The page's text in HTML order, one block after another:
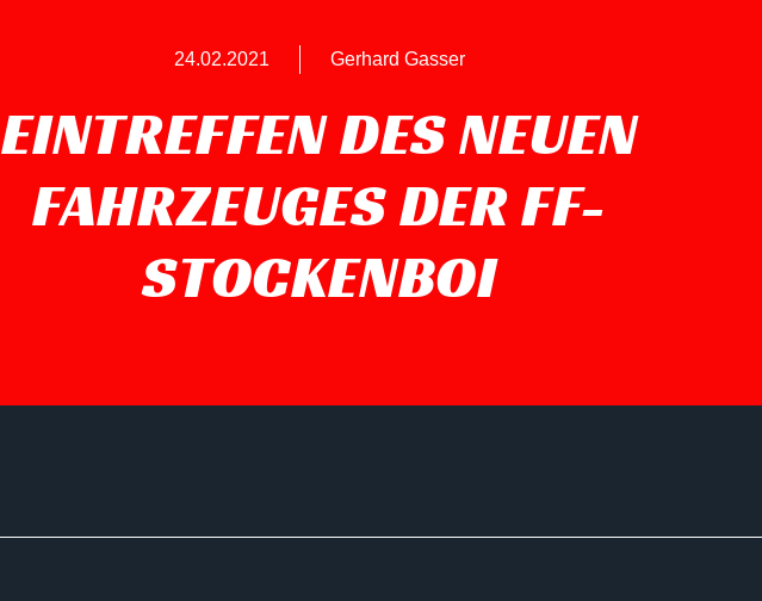
24.02.2021 Gerhard Gasser
EINTREFFEN DES NEUEN
FAHRZEUGES DER FF-
STOCKENBOI